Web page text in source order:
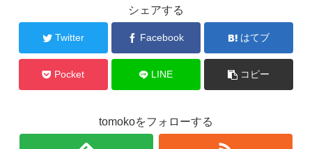
シェアする
Twitter Facebook はてブ
Pocket LINE コピー
tomokoをフォローする